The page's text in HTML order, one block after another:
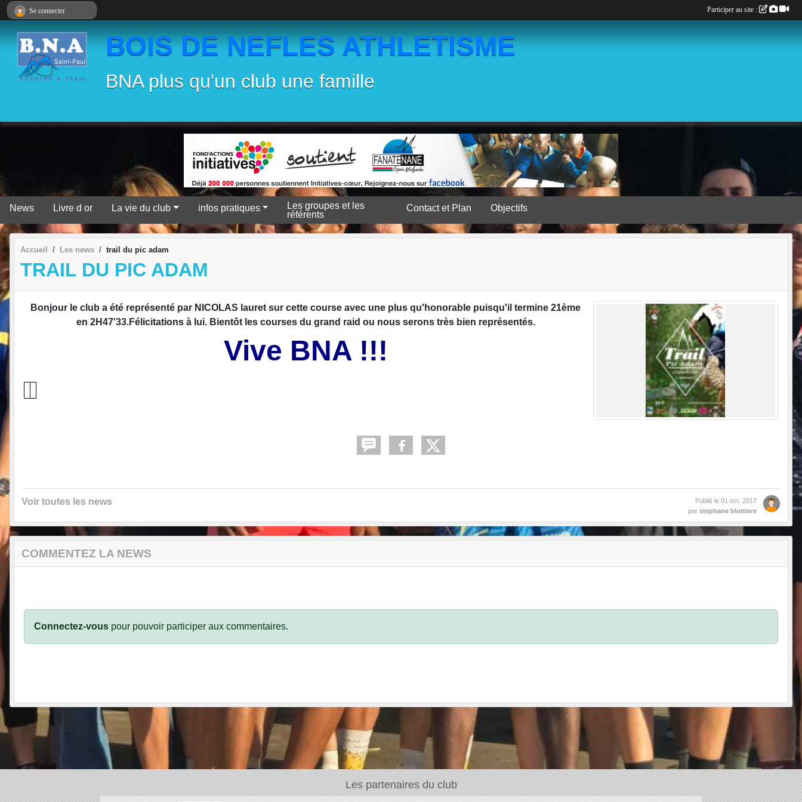
BOIS DE NEFLES ATHLETISME
BNA plus qu'un club une famille
News Livre d or La vie du club infos pratiques
Les groupes et les
référents
Contact et Plan Objectifs
Accueil Les news trail du pic adam
TRAIL DU PIC ADAM
Bonjour le club a été représenté par NICOLAS lauret sur cette course avec une plus qu'honorable puisqu'il termine 21ème
en 2H47'33.Félicitations à lui. Bientôt les courses du grand raid ou nous serons très bien représentés.
Vive BNA !!!
Voir toutes les news Publié le 01 oct. 2017
par stephane blottiere
COMMENTEZ LA NEWS
Connectez-vous pour pouvoir participer aux commentaires.
Les partenaires du club
Se connecter Participer au site :
Panneau de gestion des cookies